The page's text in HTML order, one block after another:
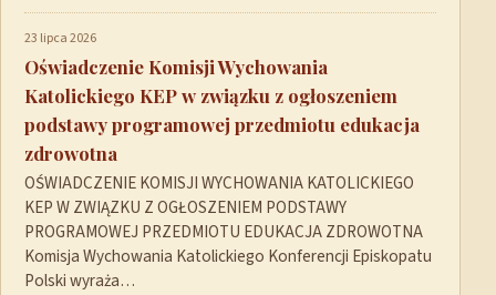
23 lipca 2026
Oświadczenie Komisji Wychowania
Katolickiego KEP w związku z ogłoszeniem
podstawy programowej przedmiotu edukacja
zdrowotna
OŚWIADCZENIE KOMISJI WYCHOWANIA KATOLICKIEGO
KEP W ZWIĄZKU Z OGŁOSZENIEM PODSTAWY
PROGRAMOWEJ PRZEDMIOTU EDUKACJA ZDROWOTNA
Komisja Wychowania Katolickiego Konferencji Episkopatu
Polski wyraża…